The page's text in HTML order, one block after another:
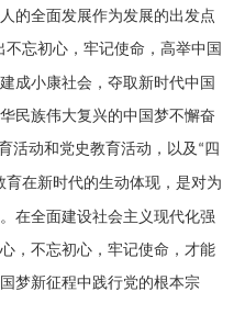
的全面发展作为发展的出发点
忘初心，牢记使命，高举中国
成小康社会，夺取新时代中国
民族伟大复兴的中国梦不懈奋
活动和党史教育活动，以及 “ 四
在新时代的生动体现，是对为
在全面建设社会主义现代化强
，不忘初心，牢记使命，才能
梦新征程中践行党的根本宗